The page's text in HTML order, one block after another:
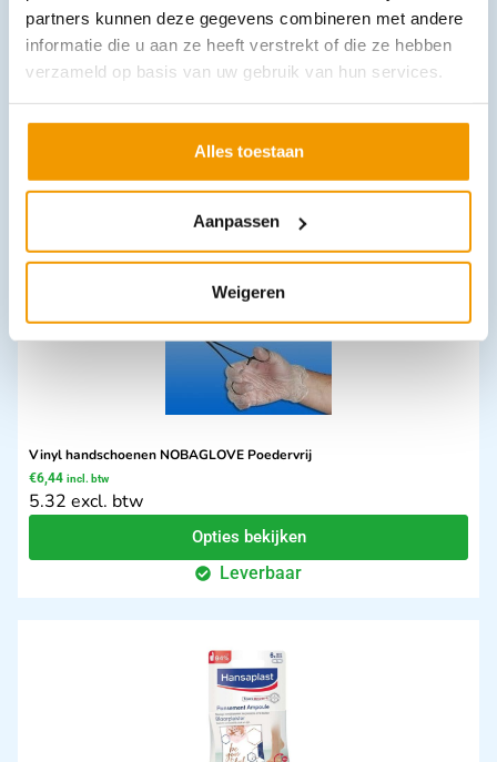
partners kunnen deze gegevens combineren met andere
informatie die u aan ze heeft verstrekt of die ze hebben
verzameld op basis van uw gebruik van hun services.
Alles toestaan
Aanpassen
Weigeren
Aceton 1 liter
€11,92 incl. btw
In winkelwagen
Leverbaar
Vinyl handschoenen NOBAGLOVE Poedervrij
€6,44 incl. btw
5.32 excl. btw
Opties bekijken
Leverbaar